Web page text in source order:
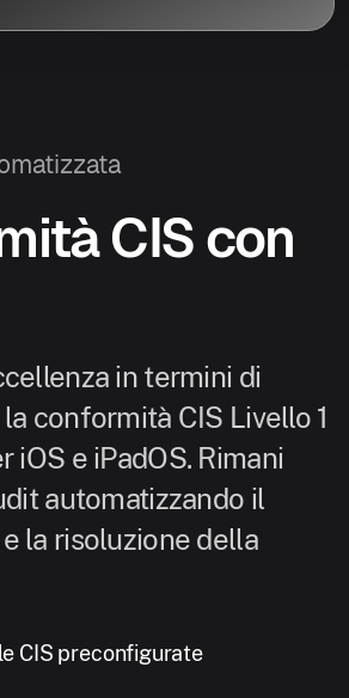
CIS con
in termini di
conformità CIS Livello 1
iOS e iPadOS. Rimani
automatizzando il
la risoluzione della
CIS preconfigurate